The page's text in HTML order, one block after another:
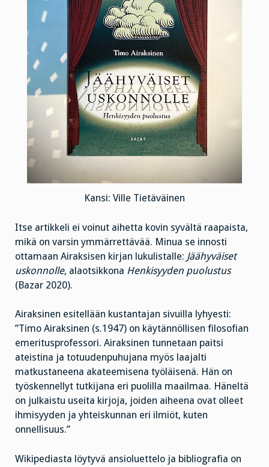
Kansi: Ville Tietäväinen
Itse artikkeli ei voinut aihetta kovin syvältä raapaista,
mikä on varsin ymmärrettävää. Minua se innosti
ottamaan Airaksisen kirjan lukulistalle: Jäähyväiset
uskonnolle, alaotsikkona Henkisyyden puolustus
(Bazar 2020).
Airaksinen esitellään kustantajan sivuilla lyhyesti:
”Timo Airaksinen (s.1947) on käytännöllisen filosofian
emeritusprofessori. Airaksinen tunnetaan paitsi
ateistina ja totuudenpuhujana myös laajalti
matkustaneena akateemisena työläisenä. Hän on
työskennellyt tutkijana eri puolilla maailmaa. Häneltä
on julkaistu useita kirjoja, joiden aiheena ovat olleet
ihmisyyden ja yhteiskunnan eri ilmiöt, kuten
onnellisuus.”
Wikipediasta löytyvä ansioluettelo ja bibliografia on